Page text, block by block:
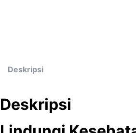
Deskripsi
Deskripsi